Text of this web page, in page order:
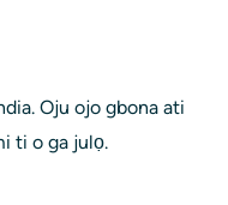
Oju ojo gbona ati
ti o ga julọ.